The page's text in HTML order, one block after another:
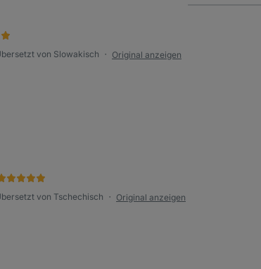
von Slowakisch ●
Original anzeigen
von Tschechisch ●
Original anzeigen